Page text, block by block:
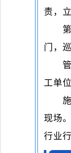
责，
门，
工单
现场
行业